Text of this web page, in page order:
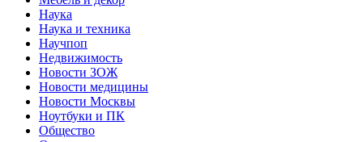
Наука
Наука и техника
Научпоп
Недвижимость
Новости ЗОЖ
Новости медицины
Новости Москвы
Ноутбуки и ПК
Общество